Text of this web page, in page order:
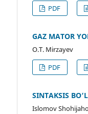
PDF
GAZ MATOR
O.T. Mirzayev
PDF
SINTAKSIS
Islomov